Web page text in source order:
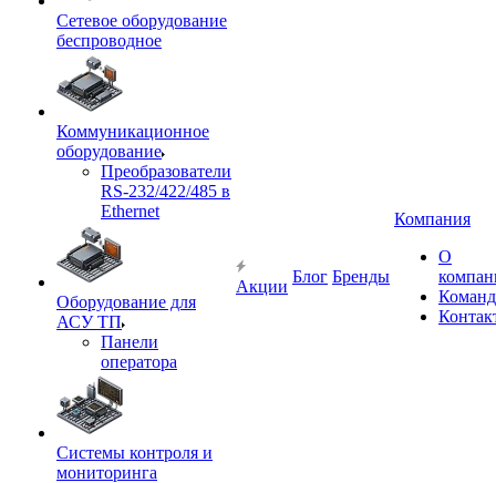
Сетевое оборудование
беспроводное
Коммуникационное
оборудование
Преобразователи
RS-232/422/485 в
Ethernet
Оборудование для
АСУ ТП
Панели
оператора
Системы контроля и
мониторинга
Акции
Блог Бренды
Компания
О